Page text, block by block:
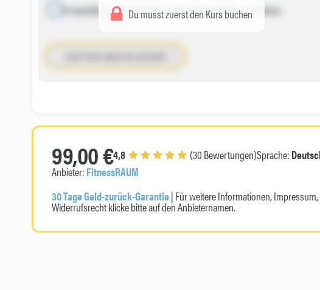
Du musst zuerst den Kurs buchen
Ich bestätige, die Datei(en) heruntergeladen zu haben.
LEKTION ABSCHLIESSEN
99,00 €4,8 (30 Bewertungen)Sprache:
Anbieter: FitnessRAUM
30 Tage Geld-zurück-Garantie| Für weitere Informationen, Impressum,
Widerrufsrecht klicke bitte auf den Anbieternamen.